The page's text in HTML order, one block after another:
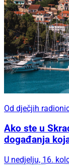
Od dječjih
Ako ste u
događanja
U nedjelju, 16.